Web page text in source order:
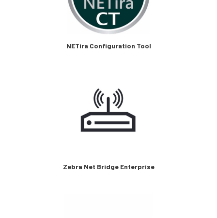
NETira Configuration Tool
Zebra Net Bridge Enterprise